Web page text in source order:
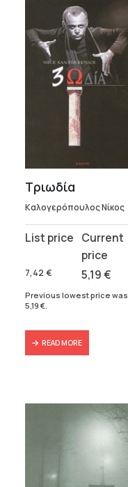
Τριωδία
Καλογερόπουλος Νίκος
7,42 €
Original
was:
7,42 €.
5,19€
Current
is:
5,19 €.
Previous lowest price was
5,19 €.
READ MORE